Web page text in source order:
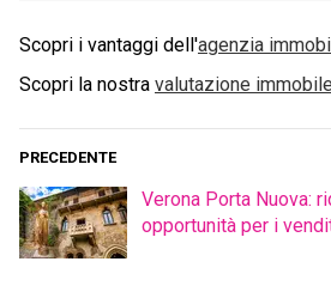
Scopri i vantaggi dell'agenzia
Scopri la nostra valutazione
PRECEDENTE
Verona Porta Nuova:
opportunità per i